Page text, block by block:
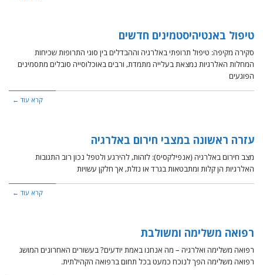
טיפול באנטיהיסטמינים חדשים
סקירה מקיפה: טיפול תרופתי באלרגיה וההבדלים בין סוגי התרופות שכיחות
המחלות האלרגיות נמצאת בעלייה מתמדת, ורבים באוכלוסייה סובלים מתסמינים
הפוגעים
קרא עוד ←
עזרה ראשונה במצבי חירום באלרגיה
מצב חירום באלרגיה (אנפילקסיס): לזהות, להירגע ולטפל נכון רוב התגובות
האלרגיות הן קלות ומתבטאות בגרד או נזלת, אך חלקן עשויות
קרא עוד ←
רפואה משלימה ומשולבת
רפואה משלימה ואלרגיה – מה אנחנו באמת יודעים? בעשורים האחרונים המושג
רפואה משלימה הפך לנוכח כמעט בכל תחום ברפואה הקהילתית.